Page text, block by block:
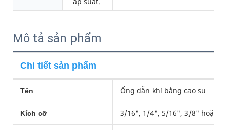
Mô tả sản phẩm
Chi tiết sản phẩm
Tên Ống dẫn khí bằng cao su
Kích cỡ 3/16", 1/4", 5/16", 3/8" hoặc